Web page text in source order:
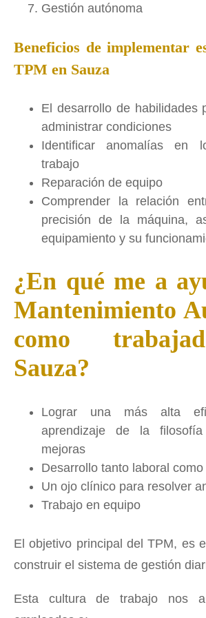
Gestión autónoma
Beneficios de implementar
TPM en Sauza
El desarrollo de habilidades
administrar condiciones
Identificar anomalías en
trabajo
Reparación de equipo
Comprender la relación
precisión de la máquina,
equipamiento y su
¿En qué me a
Mantenimiento
como
Sauza?
Lograr una más alta
aprendizaje de la
mejoras
Desarrollo tanto laboral
Un ojo clínico para resolver
Trabajo en equipo
El objetivo principal del TPM, es
construir el sistema de gestión
Esta cultura de trabajo nos